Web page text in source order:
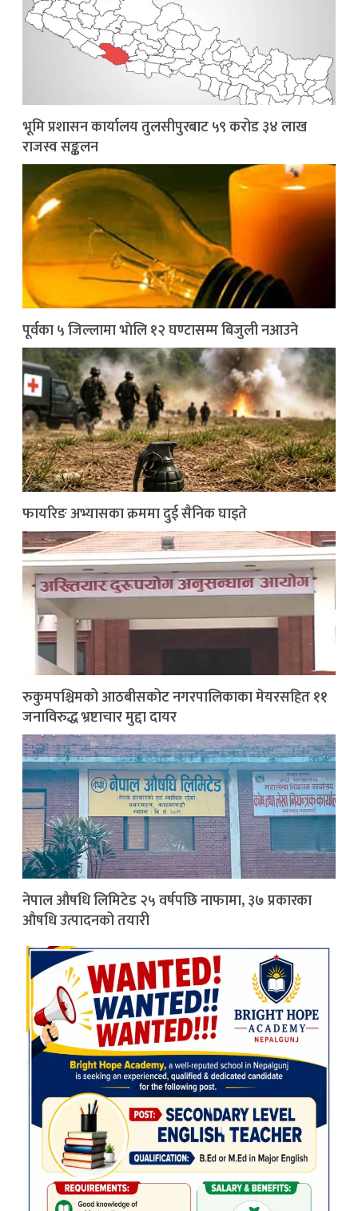
भूमि प्रशासन कार्यालय तुलसीपुरबाट ५९ करोड ३४ लाख
राजस्व सङ्कलन
पूर्वका ५ जिल्लामा भाेलि १२ घण्टासम्म बिजुली नआउने
फायरिङ अभ्यासका क्रममा दुई सैनिक घाइते
रुकुमपश्चिमको आठबीसकोट नगरपालिकाका मेयरसहित ११
जनाविरुद्ध भ्रष्टाचार मुद्दा दायर
नेपाल औषधि लिमिटेड २५ वर्षपछि नाफामा, ३७ प्रकारका
औषधि उत्पादनको तयारी